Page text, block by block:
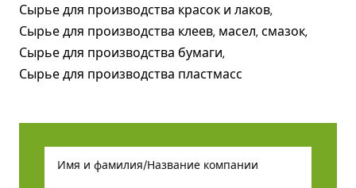
Сырье для производства красок и лаков,
Сырье для производства клеев, масел, смазок,
Сырье для производства бумаги,
Сырье для производства пластмасс